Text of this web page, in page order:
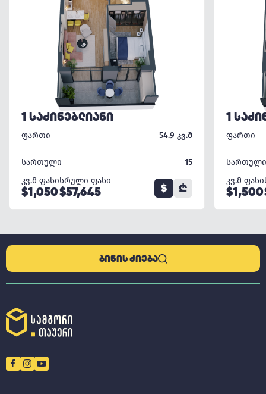
1 ᲡᲐᲫᲘᲜᲔᲑᲚᲘᲐᲜᲘ
ფართი 54.9 კვ.მ
სართული
15
კვ.მ ფასი
$1,050
სრული ფასი
$57,645 $ ₾
1
ფართი
სართული
კვ.მ ფასი
$1,500
ᲑᲘᲜᲘᲡ ᲫᲘᲔᲑᲐ